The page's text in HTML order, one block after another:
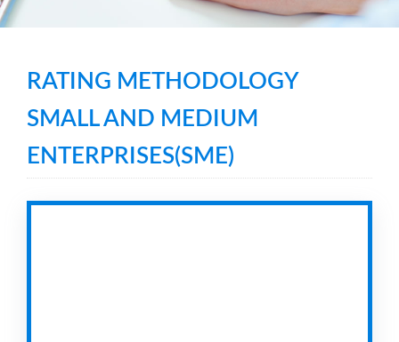
RATING METHODOLOGY
SMALL AND MEDIUM
ENTERPRISES(SME)